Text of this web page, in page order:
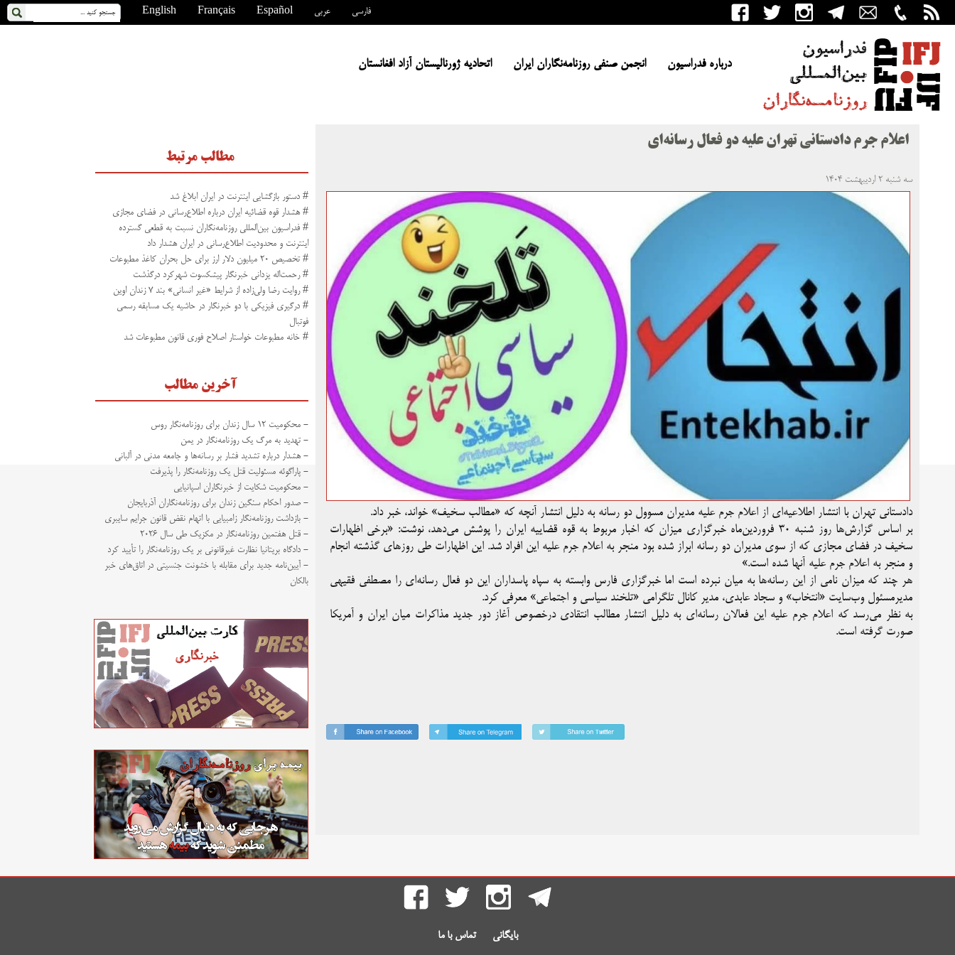
English Français Español عربی فارسی
درباره فدراسیون انجمن صنفی روزنامه‌نگاران ایران اتحادیه ژورنالیستان آزاد افغانستان
اعلام جرم دادستانی تهران علیه دو فعال رسانه‌ای
سه شنبه ۲ اردیبهشت ۱۴۰۴
دادستانی تهران با انتشار اطلاعیه‌ای از اعلام جرم علیه مدیران مسوول دو رسانه به دلیل انتشار آنچه که «مطالب سخیف» خواند، خبر داد.
بر اساس گزارش‌ها روز شنبه ۳۰ فروردین‌ماه خبرگزاری میزان که اخبار مربوط به قوه قضاییه ایران را پوشش می‌دهد، نوشت: «برخی اظهارات
سخیف در فضای مجازی که از سوی مدیران دو رسانه ابراز شده بود منجر به اعلام جرم علیه این افراد شد. این اظهارات طی روز‌های گذشته انجام
و منجر به اعلام جرم علیه آنها شده است.»
هر چند که میزان نامی از این رسانه‌ها به میان نبرده است اما خبرگزاری فارس وابسته به سپاه پاسداران این دو فعال رسانه‌ای را مصطفی فقیهی
مدیرمسئول وب‌سایت «انتخاب» و سجاد عابدی، مدیر کانال تلگرامی «تلخند سیاسی و اجتماعی» معرفی کرد.
به نظر می‌رسد که اعلام جرم علیه این فعالان رسانه‌ای به دلیل انتشار مطالب انتقادی درخصوص آغاز دور جدید مذاکرات میان ایران و آمریکا
صورت گرفته است.
مطالب مرتبط
# دستور بازگشایی اینترنت در ایران ابلاغ شد
# هشدار قوه قضائیه ایران درباره اطلاع‌رسانی در فضای مجازی
# فدراسیون بین‌المللی روزنامه‌نگاران نسبت به قطعی گسترده
اینترنت و محدودیت اطلاع‌رسانی در ایران هشدار داد
# تخصیص ۲۰ میلیون دلار ارز برای حل بحران کاغذ مطبوعات
# رحمت‌اله یزدانی خبرنگار پیشکسوت شهرکرد درگذشت
# روایت رضا ولی‌زاده از شرایط «غیر انسانی» بند ۷ زندان اوین
# درگیری فیزیکی با دو خبرنگار در حاشیه یک مسابقه رسمی
فوتبال
# خانه مطبوعات خواستار اصلاح فوری قانون مطبوعات شد
آخرین مطالب
- محکومیت ۱۲ سال زندان برای روزنامه‌نگار روس
- تهدید به مرگ یک روزنامه‌نگار در یمن
- هشدار درباره تشدید فشار بر رسانه‌ها و جامعه مدنی در آلبانی
- پاراگوئه مسئولیت قتل یک روزنامه‌نگار را پذیرفت
- محکومیت شکایت از خبرنگاران اسپانیایی
- صدور احکام سنگین زندان برای روزنامه‌نگاران آذربایجان
- بازداشت روزنامه‌نگار زامبیایی با اتهام نقض قانون جرایم سایبری
- قتل هفتمین روزنامه‌نگار در مکزیک طی سال ۲۰۲۶
- دادگاه بریتانیا نظارت غیرقانونی بر یک روزنامه‌نگار را تأیید کرد
- آیین‌نامه جدید برای مقابله با خشونت جنسیتی در اتاق‌های خبر
بالکان
بایگانی تماس با ما